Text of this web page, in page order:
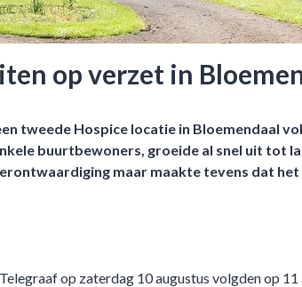
op verzet in
tweede Hospice locatie in Bloemendaal
buurtbewoners, groeide al snel uit tot
maar maakte tevens dat
op zaterdag 10 augustus volgden op